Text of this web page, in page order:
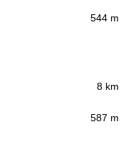
544 m
8 km
587 m